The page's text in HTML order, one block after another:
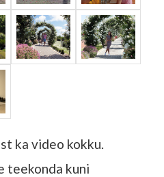
ka video kokku.
teekonda kuni